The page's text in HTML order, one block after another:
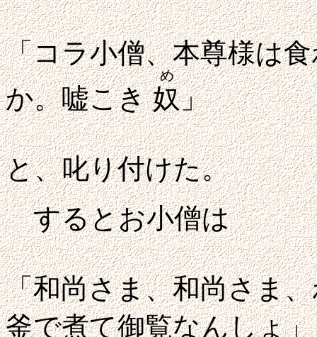
「コラ小僧、本尊様は
か。嘘こき 奴
め
」
と、叱り付けた。
するとお小僧は
「和尚さま、和尚さま
釜で煮て御覧なんしょ」